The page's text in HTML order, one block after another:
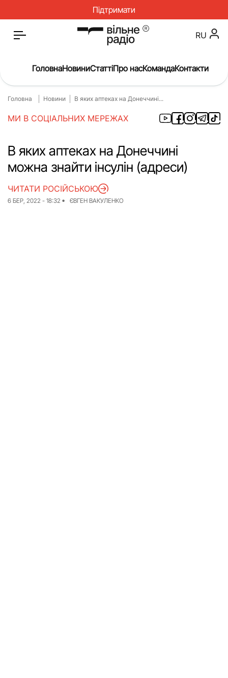
Підтримати
Головна
Окупація
Про нас
Війна
Гроші
Освіта
Інструкції
ЖКГ
RU
ГоловнаНовиниСтаттіПро насКомандаКонтакти
Головна Новини В яких аптеках на Донеччині...
МИ В СОЦІАЛЬНИХ МЕРЕЖАХ
В яких аптеках на Донеччині
можна знайти інсулін (адреси)
6 БЕР, 2022 - 18:32 ЄВГЕН ВАКУЛЕНКО
ЧИТАТИ РОСІЙСЬКОЮ